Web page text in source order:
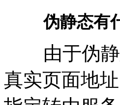
伪静态有
由于伪静
真实页面地